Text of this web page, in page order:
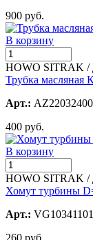
900 руб.
В корзину
HOWO SITRAK /
Трубка
Арт.:
400 руб.
В корзину
HOWO SITRAK /
Хомут турбины
Арт.:
260 руб.